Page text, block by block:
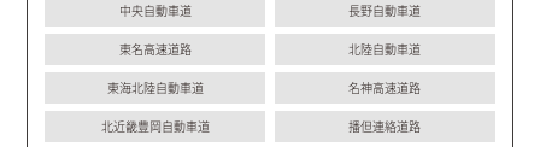
中央自動車道 長野自動車道
東名高速道路 北陸自動車道
東海北陸自動車道 名神高速道路
北近畿豊岡自動車道 播但連絡道路